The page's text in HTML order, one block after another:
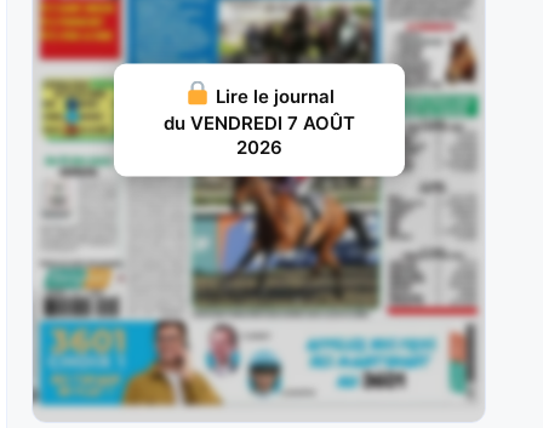
JUILLET 29, 2026 19
Tamyz : Il a échoué aux portes des places lors
de son
JUILLET 28, 2026 18
Jizou d’Etang : Exclusivement droitier en début
de carrière, il avait aligné les
JUILLET 27, 2026 18
Harper : Il avait réalisé un deuxième semestre
2022 de toute beauté,
JUILLET 26, 2026 16
Lire le journal
du VENDREDI 7 AOÛT
2026